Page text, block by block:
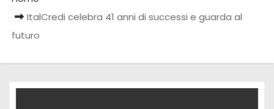
ItalCredi celebra 41 anni di successi e guarda al
futuro